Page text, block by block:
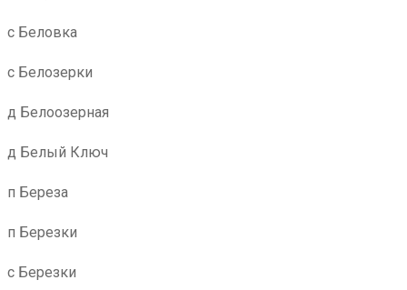
с Беловка
с Белозерки
д Белоозерная
д Белый Ключ
п Береза
п Березки
с Березки